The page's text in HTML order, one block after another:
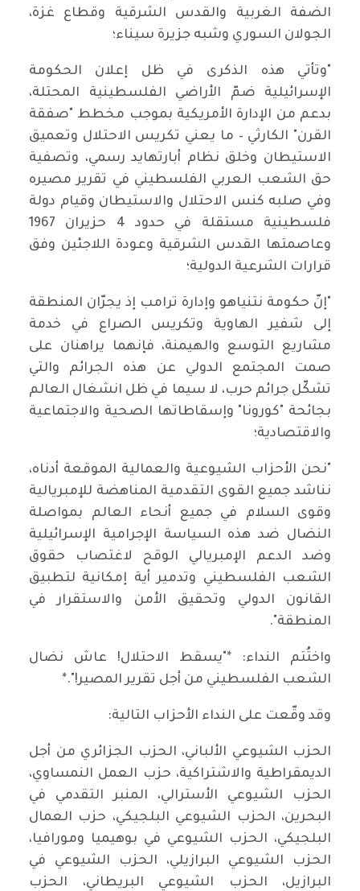
الضفة الغربية والقدس الشرقية وقطاع غزة،
الجولان السوري وشبه جزيرة سيناء؛
"وتأتي هذه الذكرى في ظل إعلان الحكومة
الإسرائيلية ضمّ الأراضي الفلسطينية المحتلة،
بدعم من الإدارة الأمريكية بموجب مخطط "صفقة
القرن" الكارثي – ما يعني تكريس الاحتلال وتعميق
الاستيطان وخلق نظام أبارتهايد رسمي، وتصفية
حق الشعب العربي الفلسطيني في تقرير مصيره
وفي صلبه كنس الاحتلال والاستيطان وقيام دولة
فلسطينية مستقلة في حدود 4 حزيران 1967
وعاصمتها القدس الشرقية وعودة اللاجئين وفق
قرارات الشرعية الدولية؛
"إنّ حكومة نتنياهو وإدارة ترامب إذ يجرّان المنطقة
إلى شفير الهاوية وتكريس الصراع في خدمة
مشاريع التوسع والهيمنة، فإنهما يراهنان على
صمت المجتمع الدولي عن هذه الجرائم والتي
تشكّل جرائم حرب، لا سيما في ظل انشغال العالم
بجائحة "كورونا" وإسقاطاتها الصحية والاجتماعية
والاقتصادية؛
"نحن الأحزاب الشيوعية والعمالية الموقعة أدناه،
نناشد جميع القوى التقدمية المناهضة للإمبريالية
وقوى السلام في جميع أنحاء العالم بمواصلة
النضال ضد هذه السياسة الإجرامية الإسرائيلية
وضد الدعم الإمبريالي الوقح لاغتصاب حقوق
الشعب الفلسطيني وتدمير أية إمكانية لتطبيق
القانون الدولي وتحقيق الأمن والاستقرار في
المنطقة".
واختُتم النداء: *"يسقط الاحتلال! عاش نضال
الشعب الفلسطيني من أجل تقرير المصير!".*
وقد وقّعت على النداء الأحزاب التالية:
الحزب الشيوعي الألباني، الحزب الجزائري من أجل
الديمقراطية والاشتراكية، حزب العمل النمساوي،
الحزب الشيوعي الأسترالي، المنبر التقدمي في
البحرين، الحزب الشيوعي البلجيكي، حزب العمال
البلجيكي، الحزب الشيوعي في بوهيميا ومورافيا،
الحزب الشيوعي البرازيلي، الحزب الشيوعي في
البرازيل، الحزب الشيوعي البريطاني، الحزب